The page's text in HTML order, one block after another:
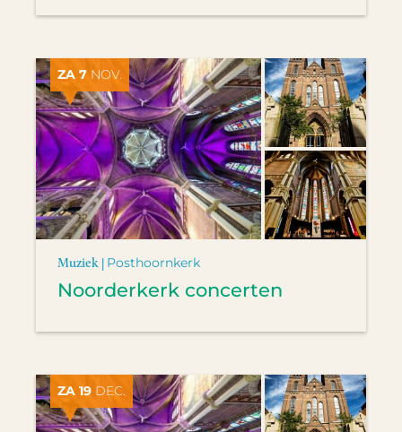
ZA 7 NOV.
Muziek | Posthoornkerk
Noorderkerk concerten
ZA 19 DEC.